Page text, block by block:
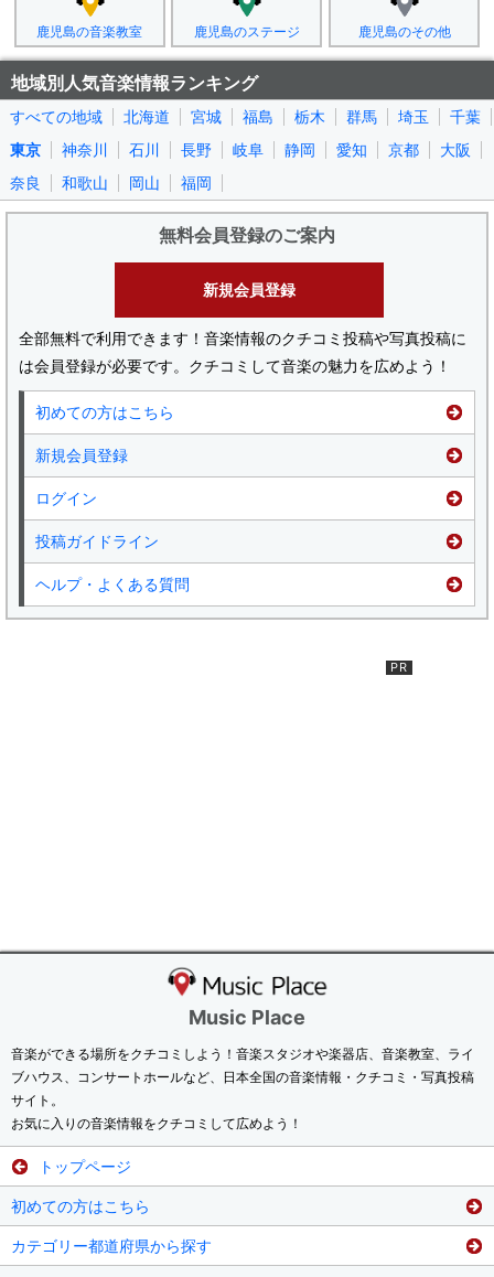
鹿児島の音楽教室 鹿児島のステージ 鹿児島のその他
地域別人気音楽情報ランキング
すべての地域 北海道 宮城 福島 栃木 群馬 埼玉
千葉
東京
神奈川 石川 長野 岐阜 静岡 愛知 京都
大阪
奈良
和歌山 岡山 福岡
無料会員登録のご案内
新規会員登録
全部無料で利用できます！音楽情報のクチコミ投稿や写真投稿に
は会員登録が必要です。クチコミして音楽の魅力を広めよう！
初めての方はこちら
新規会員登録
ログイン
投稿ガイドライン
ヘルプ・よくある質問
Music Place
音楽ができる場所をクチコミしよう！音楽スタジオや楽器店、音楽教室、ライ
ブハウス、コンサートホールなど、日本全国の音楽情報・クチコミ・写真投稿
サイト。
お気に入りの音楽情報をクチコミして広めよう！
トップページ
初めての方はこちら
カテゴリー都道府県から探す